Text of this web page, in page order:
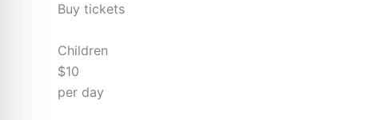
Buy tickets
Children
$10
per day